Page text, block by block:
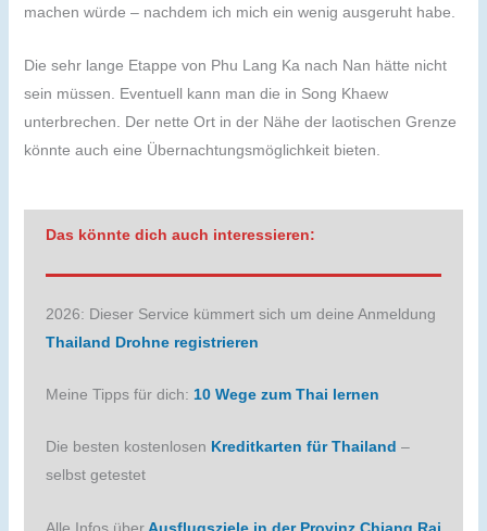
machen würde – nachdem ich mich ein wenig ausgeruht habe.
Die sehr lange Etappe von Phu Lang Ka nach Nan hätte nicht
sein müssen. Eventuell kann man die in Song Khaew
unterbrechen. Der nette Ort in der Nähe der laotischen Grenze
könnte auch eine Übernachtungsmöglichkeit bieten.
Das könnte dich auch interessieren:
2026: Dieser Service kümmert sich um deine Anmeldung
Thailand Drohne registrieren
Meine Tipps für dich: 10 Wege zum Thai lernen
Die besten kostenlosen Kreditkarten für Thailand –
selbst getestet
Alle Infos überAusflugsziele in der Provinz Chiang Rai